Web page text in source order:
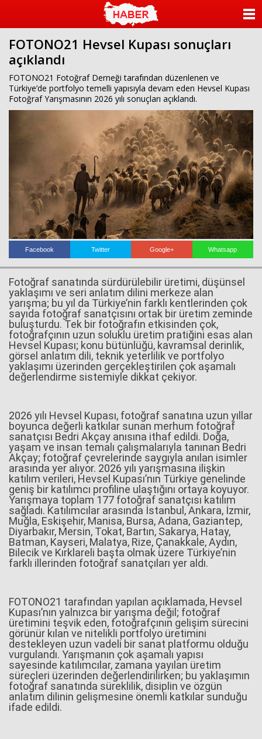
bizim
mekan
çemberleme
makinası
kurumsal
web
FOTONO21 Hevsel Kupası sonuçları
açıklandı
FOTONO21 Fotoğraf Derneği tarafından düzenlenen ve
Türkiye’de portfolyo temelli yapısıyla devam eden Hevsel Kupası
Fotoğraf Yarışmasının 2026 yılı sonuçları açıklandı.
Facebook Twitter Google+ Whatsapp
Fotoğraf sanatında sürdürülebilir üretimi, düşünsel
yaklaşımı ve seri anlatım dilini merkeze alan
yarışma; bu yıl da Türkiye’nin farklı kentlerinden çok
sayıda fotoğraf sanatçısını ortak bir üretim zeminde
buluşturdu. Tek bir fotoğrafın etkisinden çok,
fotoğrafçının uzun soluklu üretim pratiğini esas alan
Hevsel Kupası; konu bütünlüğü, kavramsal derinlik,
görsel anlatım dili, teknik yeterlilik ve portfolyo
yaklaşımı üzerinden gerçekleştirilen çok aşamalı
değerlendirme sistemiyle dikkat çekiyor.
2026 yılı Hevsel Kupası, fotoğraf sanatına uzun yıllar
boyunca değerli katkılar sunan merhum fotoğraf
sanatçısı Bedri Akçay anısına ithaf edildi. Doğa,
yaşam ve insan temalı çalışmalarıyla tanınan Bedri
Akçay; fotoğraf çevrelerinde saygıyla anılan isimler
arasında yer alıyor. 2026 yılı yarışmasına ilişkin
katılım verileri, Hevsel Kupası’nın Türkiye genelinde
geniş bir katılımcı profiline ulaştığını ortaya koyuyor.
Yarışmaya toplam 177 fotoğraf sanatçısı katılım
sağladı. Katılımcılar arasında İstanbul, Ankara, İzmir,
Muğla, Eskişehir, Manisa, Bursa, Adana, Gaziantep,
Diyarbakır, Mersin, Tokat, Bartın, Sakarya, Hatay,
Batman, Kayseri, Malatya, Rize, Çanakkale, Aydın,
Bilecik ve Kırklareli başta olmak üzere Türkiye’nin
farklı illerinden fotoğraf sanatçıları yer aldı.
FOTONO21 tarafından yapılan açıklamada, Hevsel
Kupası’nın yalnızca bir yarışma değil; fotoğraf
üretimini teşvik eden, fotoğrafçının gelişim sürecini
görünür kılan ve nitelikli portfolyo üretimini
destekleyen uzun vadeli bir sanat platformu olduğu
vurgulandı. Yarışmanın çok aşamalı yapısı
sayesinde katılımcılar, zamana yayılan üretim
süreçleri üzerinden değerlendirilirken; bu yaklaşımın
fotoğraf sanatında süreklilik, disiplin ve özgün
anlatım dilinin gelişmesine önemli katkılar sunduğu
ifade edildi.
KATEGORİLER
ANKETLER
FOTO GALERİ
VİDEO GALERİ
KÜNYE
İLETİŞİM
Haberin Doğru Adresi.